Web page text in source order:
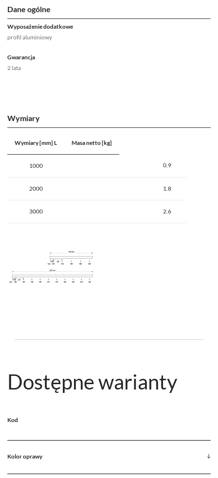
Dane ogólne
Wyposażenie dodatkowe
profil aluminiowy
Gwarancja
2 lata
Wymiary
Wymiary [mm] L Masa netto [kg]
1000 0.9
2000 1.8
3000 2.6
Dostępne warianty
Kod
Kolor oprawy